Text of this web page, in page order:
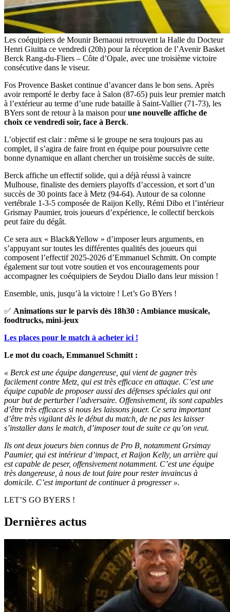
Les coéquipiers de Mounir Bernaoui retrouvent la Halle du Docteur
Henri Giuitta ce vendredi (20h) pour la réception de l’Avenir Basket
Berck Rang-du-Fliers – Côte d’Opale, avec une troisième victoire
consécutive dans le viseur.
Fos Provence Basket continue d’avancer dans le bon sens. Après
avoir remporté le derby face à Salon (87-65) puis leur premier match
à l’extérieur au terme d’une rude bataille à Saint-Vallier (71-73), les
BYers sont de retour à la maison pourune nouvelle affiche de
choix ce vendredi soir, face à Berck.
L’objectif est clair : même si le groupe ne sera toujours pas au
complet, il s’agira de faire front en équipe pour poursuivre cette
bonne dynamique en allant chercher un troisième succès de suite.
Berck affiche un effectif solide, qui a déjà réussi à vaincre
Mulhouse, finaliste des derniers playoffs d’accession, et sort d’un
succès de 30 points face à Metz (94-64). Autour de sa colonne
vertébrale 1-3-5 composée de Raijon Kelly, Rémi Dibo et l’intérieur
Grismay Paumier, trois joueurs d’expérience, le collectif berckois
peut faire du dégât.
Ce sera aux « Black&Yellow » d’imposer leurs arguments, en
s’appuyant sur toutes les différentes qualités des joueurs qui
composent l’effectif 2025-2026 d’Emmanuel Schmitt. On compte
également sur tout votre soutien et vos encouragements pour
accompagner les coéquipiers de Seydou Diallo dans leur mission !
Ensemble, unis, jusqu’à la victoire ! Let’s Go BYers !
✅ Animations sur le parvis dès 18h30 : Ambiance musicale,
foodtrucks, mini-jeux
Les places pour le match à acheter ici !
Le mot du coach, Emmanuel Schmitt :
« Berck est une équipe dangereuse, qui vient de gagner très
facilement contre Metz, qui est très efficace en attaque. C’est une
équipe capable de proposer aussi des défenses spéciales qui ont
pour but de perturber l’adversaire. Offensivement, ils sont capables
d’être très efficaces si nous les laissons jouer. Ce sera important
d’être très vigilant dès le début du match, de ne pas les laisser
s’installer dans le match, d’imposer tout de suite ce qu’on veut.
Ils ont deux joueurs bien connus de Pro B, notamment Grsimay
Paumier, qui est intérieur d’impact, et Raijon Kelly, un arrière qui
est capable de peser, offensivement notamment. C’est une équipe
très dangereuse, à nous de tout faire pour rester invaincus à
domicile. C’est important de continuer à progresser ».
LET’S GO BYERS !
Dernières actus